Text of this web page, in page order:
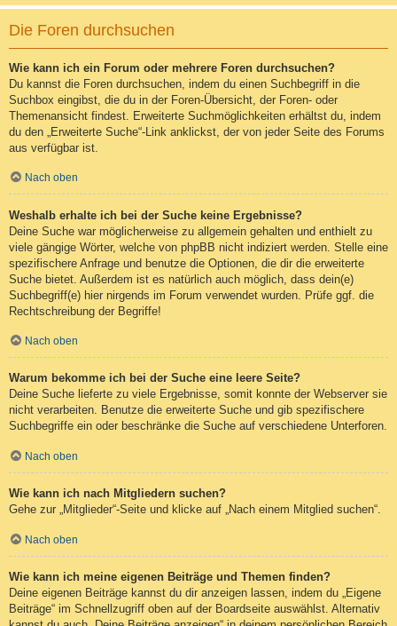
Die Foren durchsuchen
Wie kann ich ein Forum oder mehrere Foren durchsuchen?
Du kannst die Foren durchsuchen, indem du einen Suchbegriff in die
Suchbox eingibst, die du in der Foren-Übersicht, der Foren- oder
Themenansicht findest. Erweiterte Suchmöglichkeiten erhältst du, indem
du den „Erweiterte Suche“-Link anklickst, der von jeder Seite des Forums
aus verfügbar ist.
Nach oben
Weshalb erhalte ich bei der Suche keine Ergebnisse?
Deine Suche war möglicherweise zu allgemein gehalten und enthielt zu
viele gängige Wörter, welche von phpBB nicht indiziert werden. Stelle eine
spezifischere Anfrage und benutze die Optionen, die dir die erweiterte
Suche bietet. Außerdem ist es natürlich auch möglich, dass dein(e)
Suchbegriff(e) hier nirgends im Forum verwendet wurden. Prüfe ggf. die
Rechtschreibung der Begriffe!
Nach oben
Warum bekomme ich bei der Suche eine leere Seite?
Deine Suche lieferte zu viele Ergebnisse, somit konnte der Webserver sie
nicht verarbeiten. Benutze die erweiterte Suche und gib spezifischere
Suchbegriffe ein oder beschränke die Suche auf verschiedene Unterforen.
Nach oben
Wie kann ich nach Mitgliedern suchen?
Gehe zur „Mitglieder“-Seite und klicke auf „Nach einem Mitglied suchen“.
Nach oben
Wie kann ich meine eigenen Beiträge und Themen finden?
Deine eigenen Beiträge kannst du dir anzeigen lassen, indem du „Eigene
Beiträge“ im Schnellzugriff oben auf der Boardseite auswählst. Alternativ